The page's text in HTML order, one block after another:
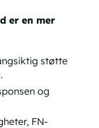
er en mer
støtte
og
FN-